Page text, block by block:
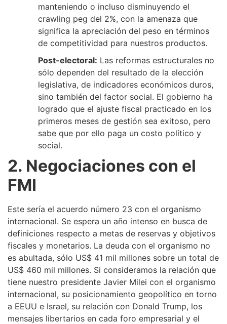
manteniendo o incluso disminuyendo el
crawling peg del 2%, con la amenaza que
significa la apreciación del peso en términos
de competitividad para nuestros productos.
Post-electoral: Las reformas estructurales no
sólo dependen del resultado de la elección
legislativa, de indicadores económicos duros,
sino también del factor social. El gobierno ha
logrado que el ajuste fiscal practicado en los
primeros meses de gestión sea exitoso, pero
sabe que por ello paga un costo político y
social.
2. Negociaciones con el
FMI
Este sería el acuerdo número 23 con el organismo
internacional. Se espera un año intenso en busca de
definiciones respecto a metas de reservas y objetivos
fiscales y monetarios. La deuda con el organismo no
es abultada, sólo US$ 41 mil millones sobre un total de
US$ 460 mil millones. Si consideramos la relación que
tiene nuestro presidente Javier Milei con el organismo
internacional, su posicionamiento geopolítico en torno
a EEUU e Israel, su relación con Donald Trump, los
mensajes libertarios en cada foro empresarial y el